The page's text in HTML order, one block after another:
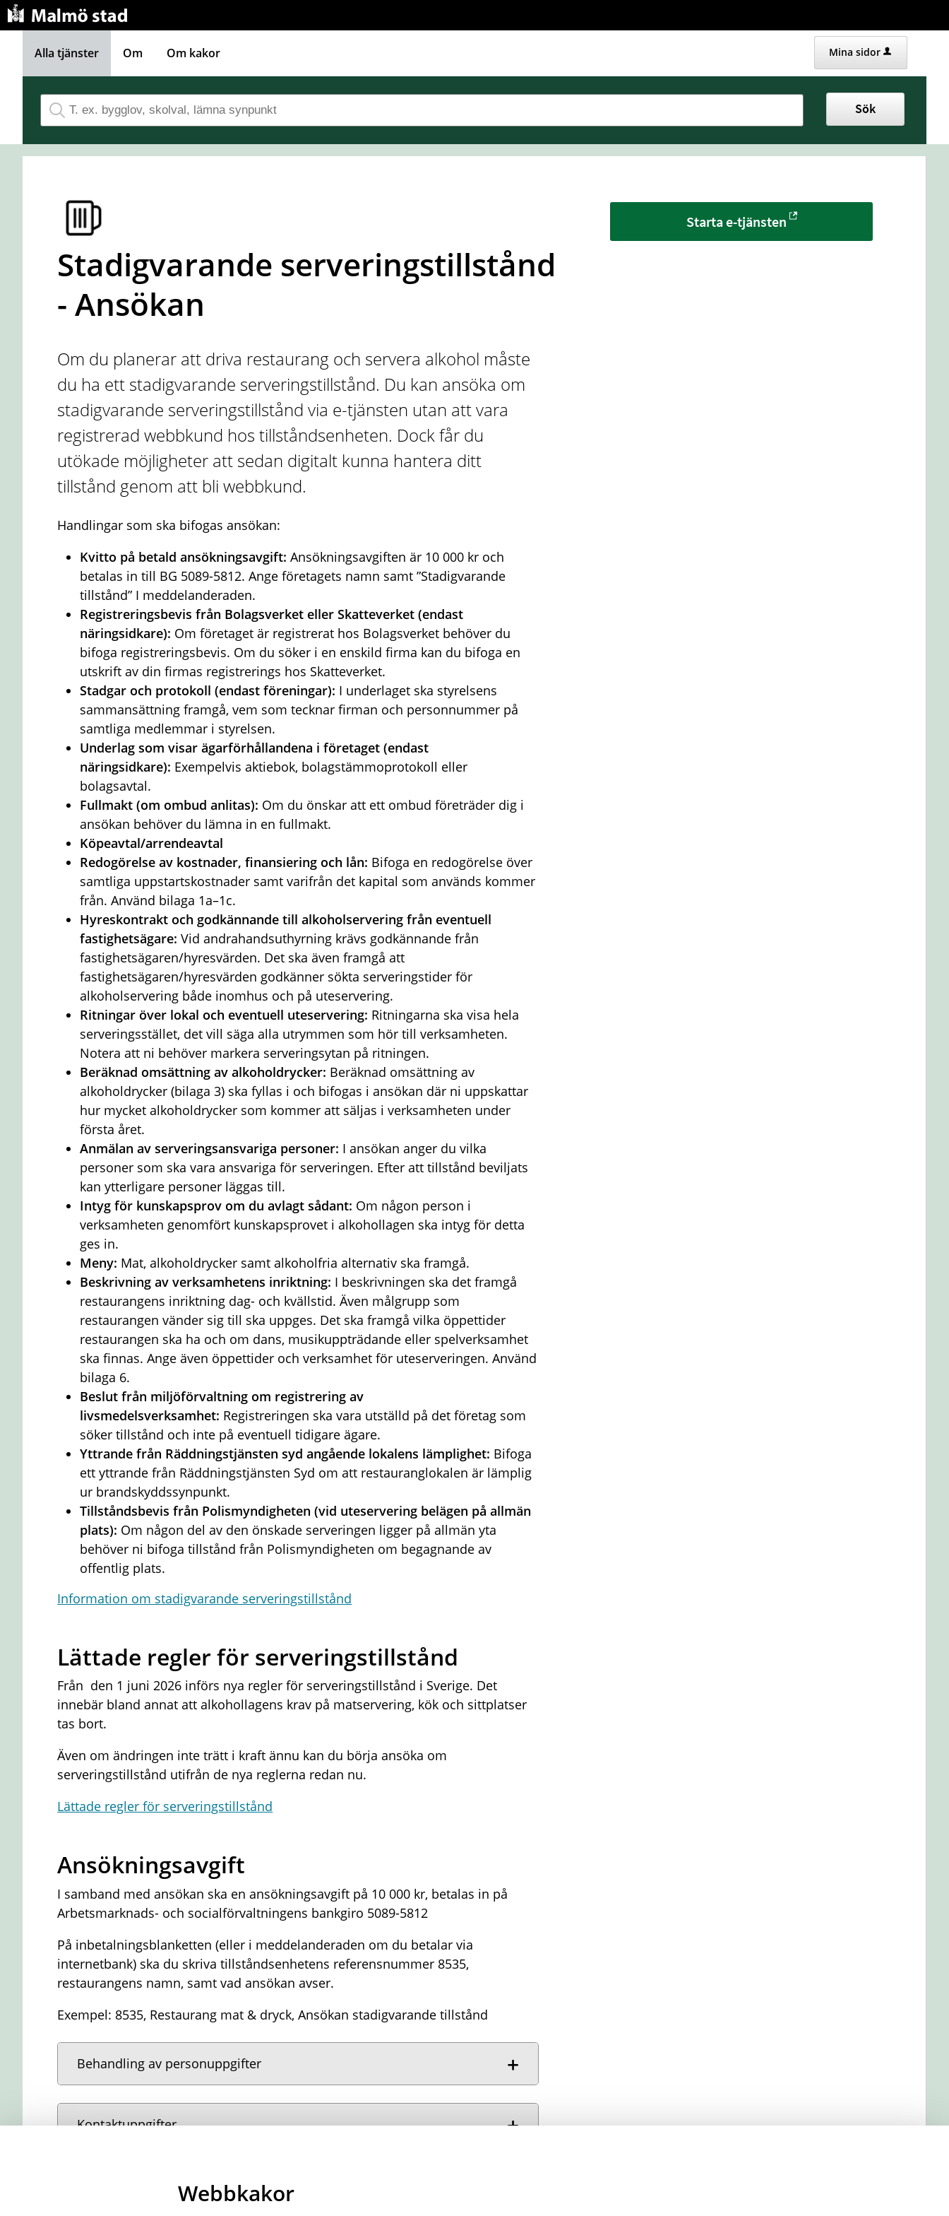
Gå direkt till innehållet
Alla tjänster Om Om kakor Mina sidor
Sök
Webbkakor
Stadigvarande serveringstillstånd
- Ansökan
Om du planerar att driva restaurang och servera alkohol måste
du ha ett stadigvarande serveringstillstånd. Du kan ansöka om
stadigvarande serveringstillstånd via e-tjänsten utan att vara
registrerad webbkund hos tillståndsenheten. Dock får du
utökade möjligheter att sedan digitalt kunna hantera ditt
tillstånd genom att bli webbkund.
Handlingar som ska bifogas ansökan:
Kvitto på betald ansökningsavgift: Ansökningsavgiften är 10 000 kr och
betalas in till BG 5089-5812. Ange företagets namn samt ”Stadigvarande
tillstånd” I meddelanderaden.
Registreringsbevis från Bolagsverket eller Skatteverket (endast
näringsidkare): Om företaget är registrerat hos Bolagsverket behöver du
bifoga registreringsbevis. Om du söker i en enskild firma kan du bifoga en
utskrift av din firmas registrerings hos Skatteverket.
Stadgar och protokoll (endast föreningar): I underlaget ska styrelsens
sammansättning framgå, vem som tecknar firman och personnummer på
samtliga medlemmar i styrelsen.
Underlag som visar ägarförhållandena i företaget (endast
näringsidkare): Exempelvis aktiebok, bolagstämmoprotokoll eller
bolagsavtal.
Fullmakt (om ombud anlitas): Om du önskar att ett ombud företräder dig i
ansökan behöver du lämna in en fullmakt.
Köpeavtal/arrendeavtal
Redogörelse av kostnader, finansiering och lån: Bifoga en redogörelse över
samtliga uppstartskostnader samt varifrån det kapital som används kommer
från. Använd bilaga 1a–1c.
Hyreskontrakt och godkännande till alkoholservering från eventuell
fastighetsägare:Vid andrahandsuthyrning krävs godkännande från
fastighetsägaren/hyresvärden. Det ska även framgå att
fastighetsägaren/hyresvärden godkänner sökta serveringstider för
alkoholservering både inomhus och på uteservering.
Ritningar över lokal och eventuell uteservering: Ritningarna ska visa hela
serveringsstället, det vill säga alla utrymmen som hör till verksamheten.
Notera att ni behöver markera serveringsytan på ritningen.
Beräknad omsättning av alkoholdrycker: Beräknad omsättning av
alkoholdrycker (bilaga 3) ska fyllas i och bifogas i ansökan där ni uppskattar
hur mycket alkoholdrycker som kommer att säljas i verksamheten under
första året.
Anmälan av serveringsansvariga personer: I ansökan anger du vilka
personer som ska vara ansvariga för serveringen. Efter att tillstånd beviljats
kan ytterligare personer läggas till.
Intyg för kunskapsprov om du avlagt sådant: Om någon person i
verksamheten genomfört kunskapsprovet i alkohollagen ska intyg för detta
ges in.
Meny: Mat, alkoholdrycker samt alkoholfria alternativ ska framgå.
Beskrivning av verksamhetens inriktning: I beskrivningen ska det framgå
restaurangens inriktning dag- och kvällstid. Även målgrupp som
restaurangen vänder sig till ska uppges. Det ska framgå vilka öppettider
restaurangen ska ha och om dans, musikuppträdande eller spelverksamhet
ska finnas. Ange även öppettider och verksamhet för uteserveringen. Använd
bilaga 6.
Beslut från miljöförvaltning om registrering av
livsmedelsverksamhet: Registreringen ska vara utställd på det företag som
söker tillstånd och inte på eventuell tidigare ägare.
Yttrande från Räddningstjänsten syd angående lokalens lämplighet: Bifoga
ett yttrande från Räddningstjänsten Syd om att restauranglokalen är lämplig
ur brandskyddssynpunkt.
Tillståndsbevis från Polismyndigheten (vid uteservering belägen på allmän
plats): Om någon del av den önskade serveringen ligger på allmän yta
behöver ni bifoga tillstånd från Polismyndigheten om begagnande av
offentlig plats.
Information om stadigvarande serveringstillstånd
Lättade regler för serveringstillstånd
Från den 1 juni 2026 införs nya regler för serveringstillstånd i Sverige. Det
innebär bland annat att alkohollagens krav på matservering, kök och sittplatser
tas bort.
Även om ändringen inte trätt i kraft ännu kan du börja ansöka om
serveringstillstånd utifrån de nya reglerna redan nu.
Lättade regler för serveringstillstånd
Ansökningsavgift
I samband med ansökan ska en ansökningsavgift på 10 000 kr, betalas in på
Arbetsmarknads- och socialförvaltningens bankgiro 5089-5812
På inbetalningsblanketten (eller i meddelanderaden om du betalar via
internetbank) ska du skriva tillståndsenhetens referensnummer 8535,
restaurangens namn, samt vad ansökan avser.
Exempel: 8535, Restaurang mat & dryck, Ansökan stadigvarande tillstånd
Behandling av personuppgifter
Kontaktuppgifter
Starta e-tjänsten